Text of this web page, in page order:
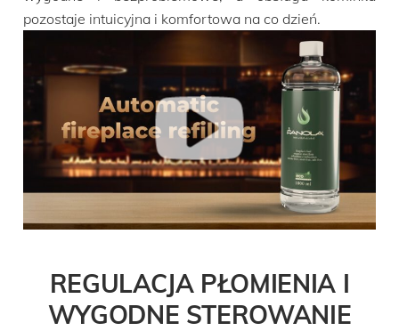
pozostaje intuicyjna i komfortowa na co dzień.
REGULACJA PŁOMIENIA I
WYGODNE STEROWANIE